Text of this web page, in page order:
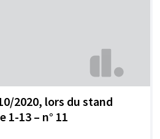
2020, lors du stand
1-13 – n° 11